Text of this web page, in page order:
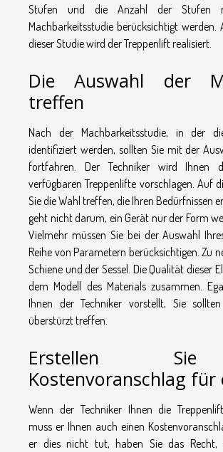
Stufen und die Anzahl der Stufen
Machbarkeitsstudie berücksichtigt werden.
dieser Studie wird der Treppenlift realisiert.
Die Auswahl der
treffen
Nach der Machbarkeitsstudie, in der
identifiziert werden, sollten Sie mit der
fortfahren. Der Techniker wird Ihnen
verfügbaren Treppenlifte vorschlagen. Auf
Sie die Wahl treffen, die Ihren Bedürfnissen
geht nicht darum, ein Gerät nur der Form
Vielmehr müssen Sie bei der Auswahl
Reihe von Parametern berücksichtigen. Zu
Schiene und der Sessel. Die Qualität dieser
dem Modell des Materials zusammen.
Ihnen der Techniker vorstellt, Sie
überstürzt treffen.
Erstellen
Kostenvoranschlag für
Wenn der Techniker Ihnen die
muss er Ihnen auch einen
er dies nicht tut, haben Sie das Recht,